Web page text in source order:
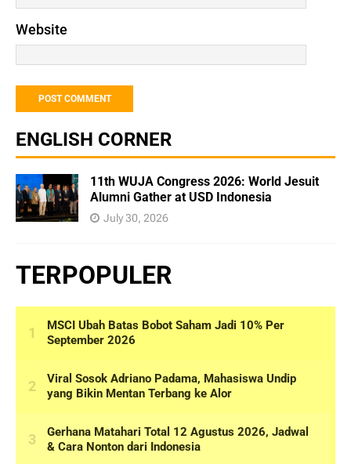
Website
ENGLISH CORNER
11th WUJA Congress 2026: World Jesuit
Alumni Gather at USD Indonesia
July 30, 2026
TERPOPULER